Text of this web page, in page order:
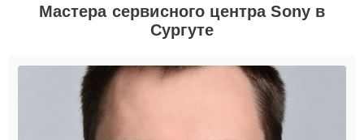
Мастера сервисного центра Sony в
Сургуте